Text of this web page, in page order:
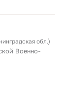
обл.)
Военно-